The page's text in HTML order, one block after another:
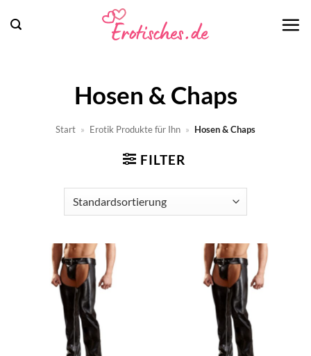
Inhalt
Hosen & Chaps
Start » Erotik Produkte für Ihn » Hosen & Chaps
FILTER